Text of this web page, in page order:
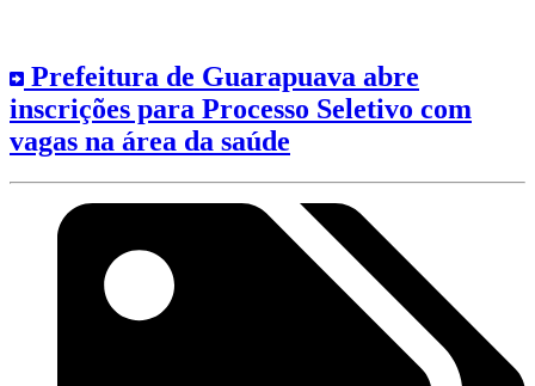
Prefeitura de Guarapuava abre
inscrições para Processo Seletivo com
vagas na área da saúde